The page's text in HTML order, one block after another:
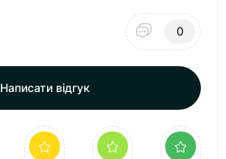
0
Написати відгук